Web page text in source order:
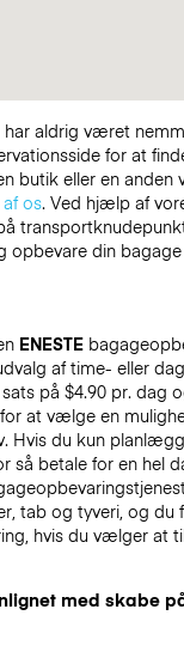
aldrig været
for at
butik eller en anden
os. Ved hjælp af
opbevare din bagage
ENESTE
af time- eller
på $4.90 pr. dag
at vælge en
Hvis du kun
så betale for en hel
tab og tyveri, og du
hvis du vælger at
med skabe